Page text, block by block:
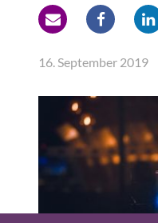
16. September 2019